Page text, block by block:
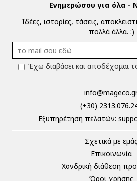
Ενημερώσου για όλα -
Ιδέες, ιστορίες, τάσεις,
πολλά άλλα. :)
Έχω διαβάσει και αποδέχομαι
(+30)
Eξυπηρέτηση πελατών:
Σχετικά με εμάς
Επικοινωνία
Χονδρική διάθεση
Όροι χρήσης